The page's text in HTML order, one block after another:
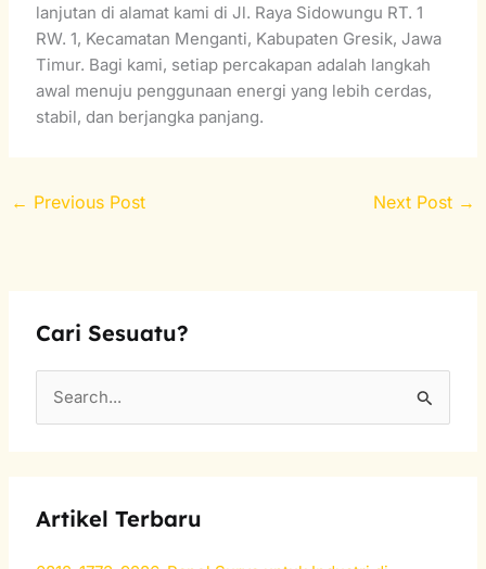
lanjutan di alamat kami di Jl. Raya Sidowungu RT. 1
RW. 1, Kecamatan Menganti, Kabupaten Gresik, Jawa
Timur. Bagi kami, setiap percakapan adalah langkah
awal menuju penggunaan energi yang lebih cerdas,
stabil, dan berjangka panjang.
← Previous Post Next Post →
Cari Sesuatu?
c
h
Artikel Terbaru